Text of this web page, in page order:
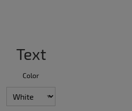
Text
Color